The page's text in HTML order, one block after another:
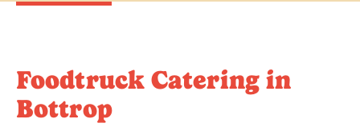
Foodtruck Catering in
Bottrop